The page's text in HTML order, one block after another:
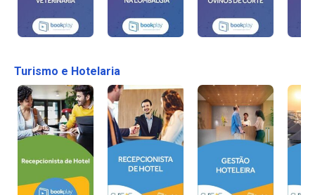
Turismo e Hotelaria